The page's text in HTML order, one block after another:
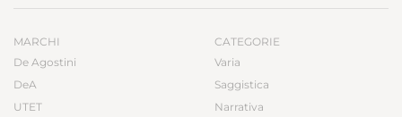
MARCHI
De Agostini
DeA
UTET
CATEGORIE
Varia
Saggistica
Narrativa